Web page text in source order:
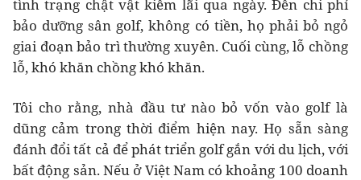
tình trạng chật vật kiếm lãi qua ngày. Đến chi phí
bảo dưỡng sân golf, không có tiền, họ phải bỏ ngỏ
giai đoạn bảo trì thường xuyên. Cuối cùng, lỗ chồng
lỗ, khó khăn chồng khó khăn.
Tôi cho rằng, nhà đầu tư nào bỏ vốn vào golf là
dũng cảm trong thời điểm hiện nay. Họ sẵn sàng
đánh đổi tất cả để phát triển golf gắn với du lịch, với
bất động sản. Nếu ở Việt Nam có khoảng 100 doanh